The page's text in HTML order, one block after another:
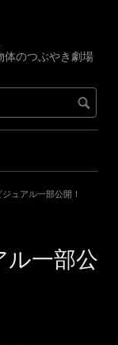
体のつぶやき劇場
ュアル一部公開！
ル一部公